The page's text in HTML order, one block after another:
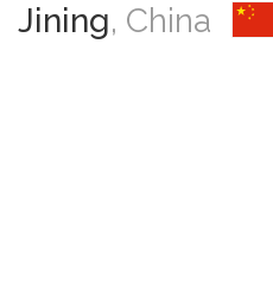
Jining, China